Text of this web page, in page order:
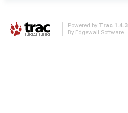
Powered by Trac 1.4.3
By Edgewall Software .